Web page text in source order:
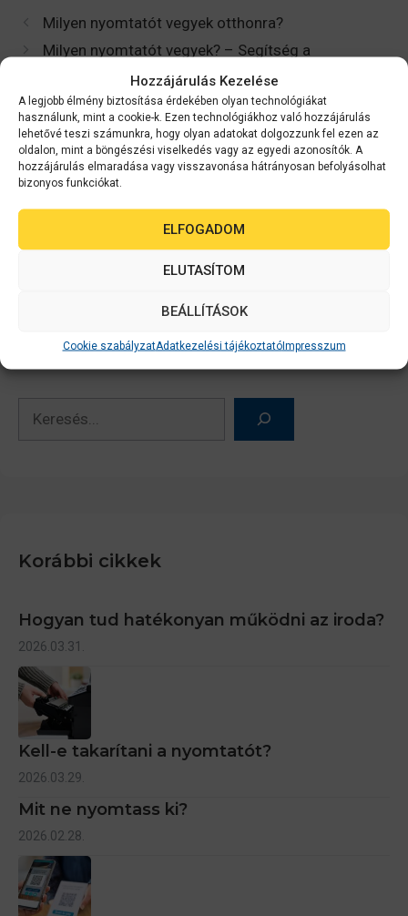
Hozzájárulás Kezelése
A legjobb élmény biztosítása érdekében olyan technológiákat
használunk, mint a cookie-k. Ezen technológiákhoz való hozzájárulás
lehetővé teszi számunkra, hogy olyan adatokat dolgozzunk fel ezen az
oldalon, mint a böngészési viselkedés vagy az egyedi azonosítók. A
hozzájárulás elmaradása vagy visszavonása hátrányosan befolyásolhat
bizonyos funkciókat.
ELFOGADOM
ELUTASÍTOM
BEÁLLÍTÁSOK
Cookie szabályzatAdatkezelési tájékoztatóImpresszum
Milyen nyomtatót vegyek otthonra?
Milyen nyomtatót vegyek? – Segítség a
Szólj hozzá!
Hozzászólás küldéséhezbe kell jelentkezni.
Korábbi cikkek
Hogyan tud hatékonyan működni az iroda?
2026.03.31.
Kell-e takarítani a nyomtatót?
2026.03.29.
Mit ne nyomtass ki?
2026.02.28.